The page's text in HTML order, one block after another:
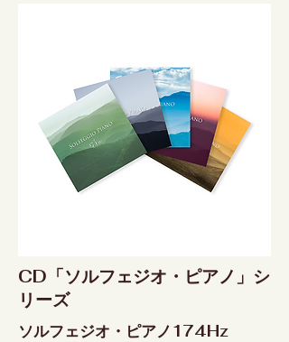
CD「ソルフェジオ・ピアノ」シ
リーズ
ソルフェジオ・ピアノ174Hz